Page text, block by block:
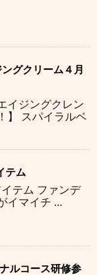
グクリーム４月
イジングクレン
】 スパイラルベ
テム
テム ファンデ
イマイチ ...
ルコース研修参